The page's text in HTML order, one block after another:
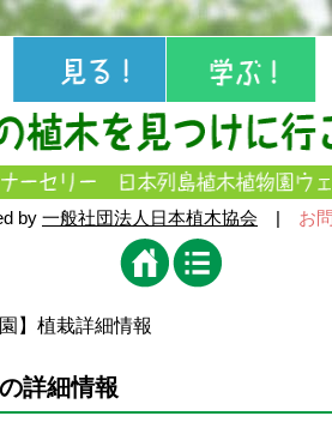
by 一般社団法人日本植木協会 | お
】植栽詳細情報
詳細情報